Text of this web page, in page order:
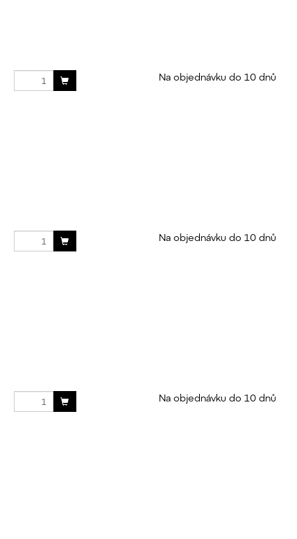
Na objednávku do 10 dnů
Na objednávku do 10 dnů
Na objednávku do 10 dnů